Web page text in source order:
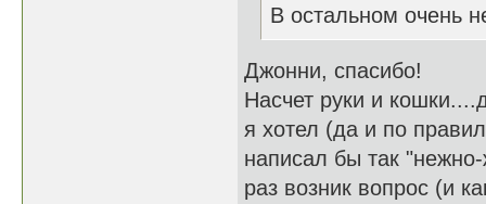
В остальном очень
Джонни, спасибо!
Насчет руки и
я хотел (да и по
написал бы так
раз возник вопрос (и